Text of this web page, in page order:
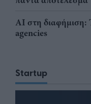
AI στη διαφήμιση:
agencies
Startup